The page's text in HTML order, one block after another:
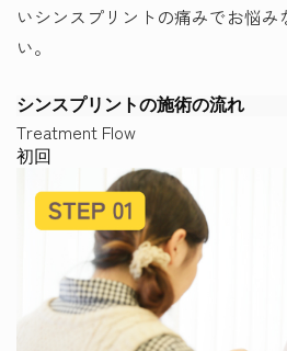
いシンスプリントの痛みでお悩
い。
シンスプリントの施術の流れ
Treatment Flow
初回